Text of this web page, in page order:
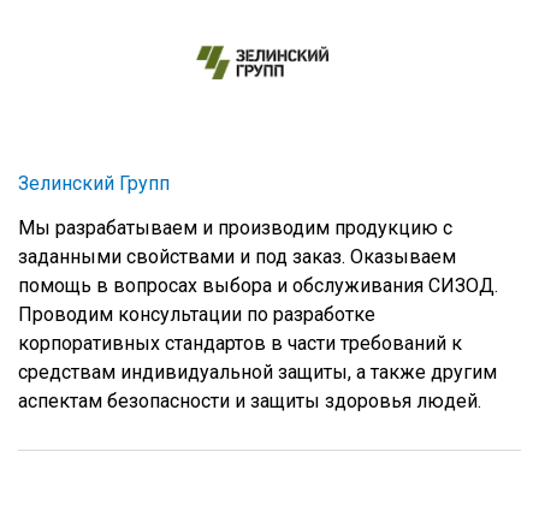
Зелинский Групп
Мы разрабатываем и производим продукцию с
заданными свойствами и под заказ. Оказываем
помощь в вопросах выбора и обслуживания СИЗОД.
Проводим консультации по разработке
корпоративных стандартов в части требований к
средствам индивидуальной защиты, а также другим
аспектам безопасности и защиты здоровья людей.